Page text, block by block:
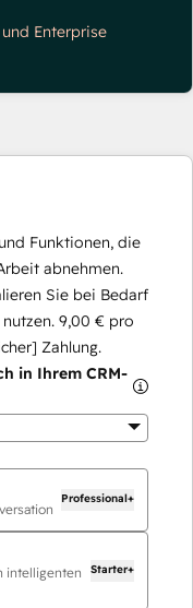
Enterprise
Funktionen, die
abnehmen.
Sie bei Bedarf
9,00 € pro
Zahlung.
in Ihrem CRM-
Professional+
intelligenten
Starter+